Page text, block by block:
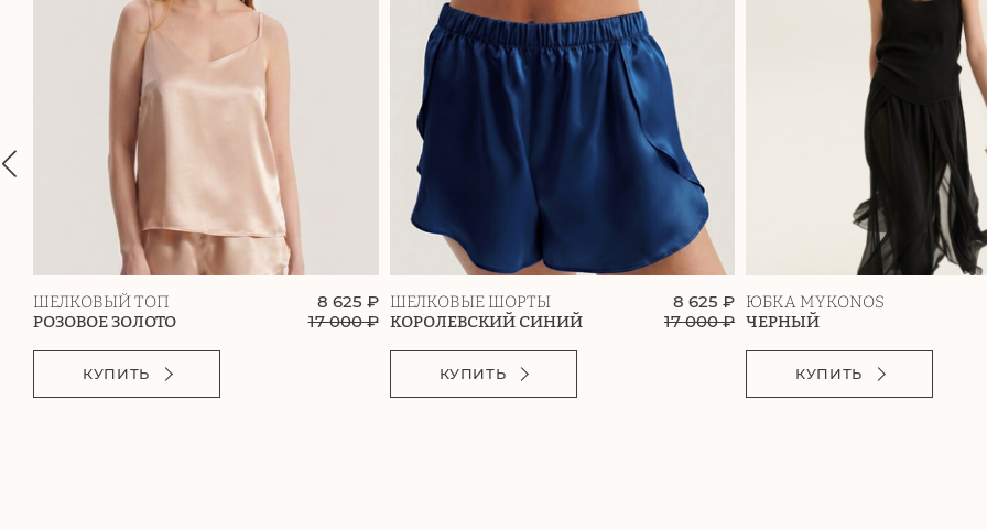
ШЕЛКОВЫЙ ТОП
РОЗОВОЕ ЗОЛОТО
8 625 ₽
17 000₽
КУПИТЬ
ШЕЛКОВЫЕ ШОРТЫ
КОРОЛЕВСКИЙ СИНИЙ
8 625 ₽
17 000₽
КУПИТЬ
ЮБКА MYKONOS
ЧЕРНЫЙ
КУПИТЬ